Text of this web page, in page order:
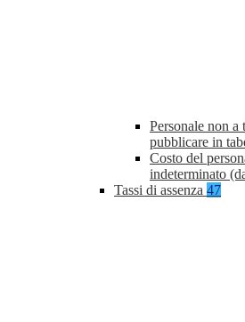
Personale non a
pubblicare in
Costo del
indeterminato
Tassi di assenza 47